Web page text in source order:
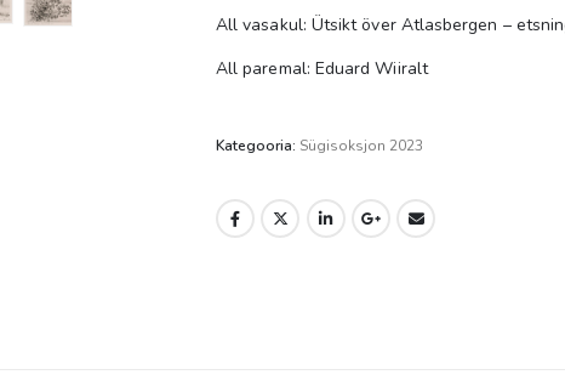
All vasakul: Ütsikt över Atlasbergen –
All paremal: Eduard Wiiralt
Kategooria: Sügisoksjon 2023